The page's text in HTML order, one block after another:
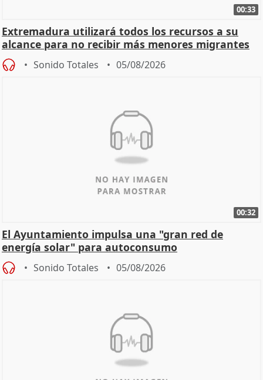
00:33
Extremadura utilizará todos los recursos a su
alcance para no recibir más menores migrantes
Sonido Totales 05/08/2026
00:32
El Ayuntamiento impulsa una "gran red de
energía solar" para autoconsumo
Sonido Totales 05/08/2026